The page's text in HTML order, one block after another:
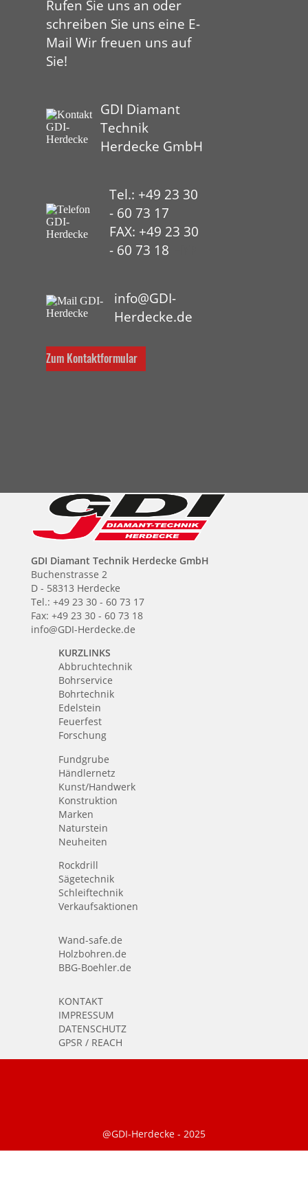
Rufen Sie uns an oder
schreiben Sie uns eine E-
Mail Wir freuen uns auf
Sie!
GDI Diamant
Technik
Herdecke GmbH
Tel.: +49 23 30
- 60 73 17
FAX: +49 23 30
- 60 73 18
info@GDI-
Herdecke.de
Zum Kontaktformular
GDI Diamant Technik Herdecke GmbH
Buchenstrasse 2
D - 58313 Herdecke
Tel.: +49 23 30 - 60 73 17
Fax: +49 23 30 - 60 73 18
info@GDI-Herdecke.de
KURZLINKS
Abbruchtechnik
Bohrservice
Bohrtechnik
Edelstein
Feuerfest
Forschung
Fundgrube
Händlernetz
Kunst/Handwerk
Konstruktion
Marken
Naturstein
Neuheiten
Rockdrill
Sägetechnik
Schleiftechnik
Verkaufsaktionen
Wand-safe.de
Holzbohren.de
BBG-Boehler.de
KONTAKT
IMPRESSUM
DATENSCHUTZ
GPSR / REACH
@GDI-Herdecke - 2025